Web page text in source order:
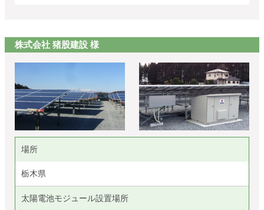
株式会社 猪股建設 様
場所
栃木県
太陽電池モジュール設置場所